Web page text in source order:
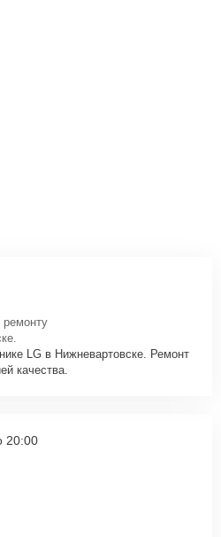
ремонту
LG в Нижневартовске. Ремонт
качества.
20:00